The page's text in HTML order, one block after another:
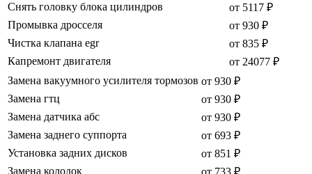
Снять головку блока цилиндров
от 5117 ₽
Промывка дросселя
от 930 ₽
Чистка клапана egr
от 835 ₽
Капремонт двигателя
от 24077 ₽
Замена вакуумного усилителя тормозов от 930 ₽
Замена гтц
от 930 ₽
Замена датчика абс
от 930 ₽
Замена заднего суппорта
от 693 ₽
Установка задних дисков
от 851 ₽
Замена колодок